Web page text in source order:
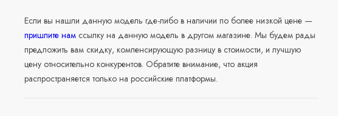
Если вы нашли данную модель где-либо в наличии по более низкой цене —
пришлите нам ссылку на данную модель в другом магазине. Мы будем рады
предложить вам скидку, компенсирующую разницу в стоимости, и лучшую
цену относительно конкурентов. Обратите внимание, что акция
распространяется только на российские платформы.